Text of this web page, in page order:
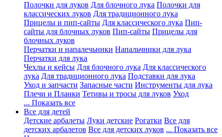
Полочки для луков Для блочного лука Полочки для
классических луков Для традиционного лука
Прицелы и пип-сайты Для классического лука Пип-
сайты для блочных луков Пип-сайты Прицелы для
блочных луков
Перчатки и напалечьники Напальчники для лука
Перчатки для лука
Чехлы и кейсы Для блочного лука Для классического
лука Для традиционного лука Подставки для лука
Уход и запчасти Запасные части Инструменты для лука
Плечи и Планки Тетивы и тросы для луков Уход
... Показать все
Все для детей
Детские арбалеты Луки детские Рогатки Все для
детских арбалетов Все для детских луков ... Показать все